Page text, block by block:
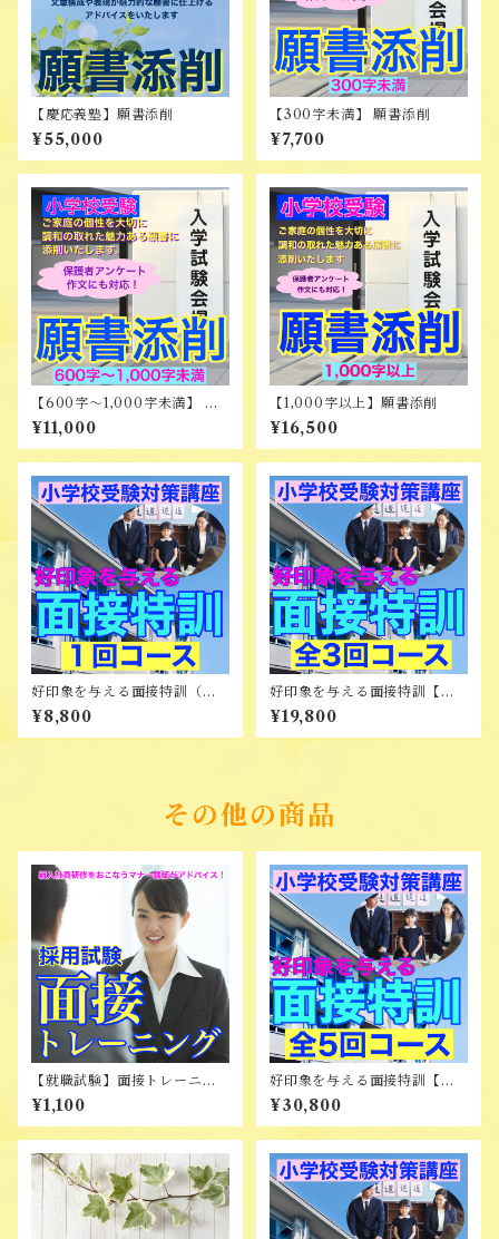
【慶応義塾】願書添削
¥55,000
【300字未満】 願書添削
¥7,700
【600字～1,000字未満】 願
書添削
¥11,000
【1,000字以上】願書添削
¥16,500
好印象を与える面接特訓（オ
ンライン）
¥8,800
好印象を与える面接特訓【全3
回コース】
¥19,800
その他の商品
【就職試験】面接トレーニン
グ（オンライン）
¥1,100
好印象を与える面接特訓【全5
回コース】
¥30,800